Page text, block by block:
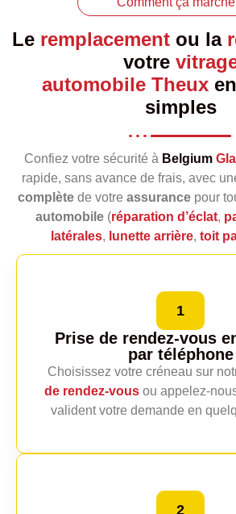
Le remplacementou la
votre
automobile Theux
simples
Confiez votre sécurité à Belgium
rapide, sans avance de frais, avec
complètede votre assurancepour
automobile(réparation d’éclat,
latérales, lunette arrière, toit
1
Prise de rendez-vous
par téléphone
Choisissez votre créneau sur
de rendez‑vousou
valident votre demande en
2